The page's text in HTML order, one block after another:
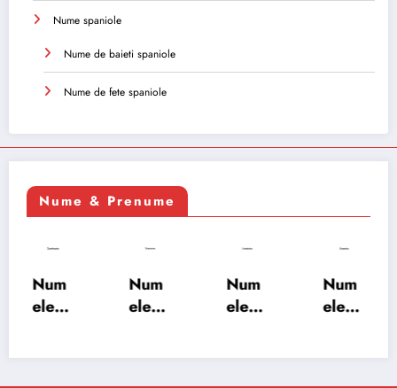
Nume spaniole
Nume de baieti spaniole
Nume de fete spaniole
Nume & Prenume
Num
ele
Num
ele
Num
ele
Num
ele